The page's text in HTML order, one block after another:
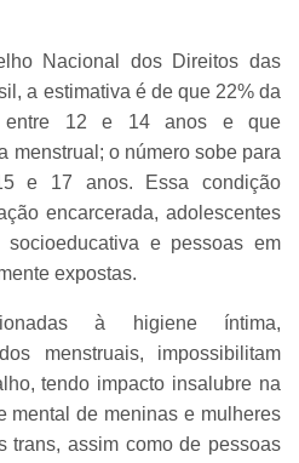
Nacional dos Direitos das
a estimativa é de que 22% da
entre 12 e 14 anos e que
menstrual; o número sobe para
e 17 anos. Essa condição
encarcerada, adolescentes
e pessoas em
expostas.
à higiene íntima,
menstruais, impossibilitam
tendo impacto insalubre na
mental de meninas e mulheres
trans, assim como de pessoas